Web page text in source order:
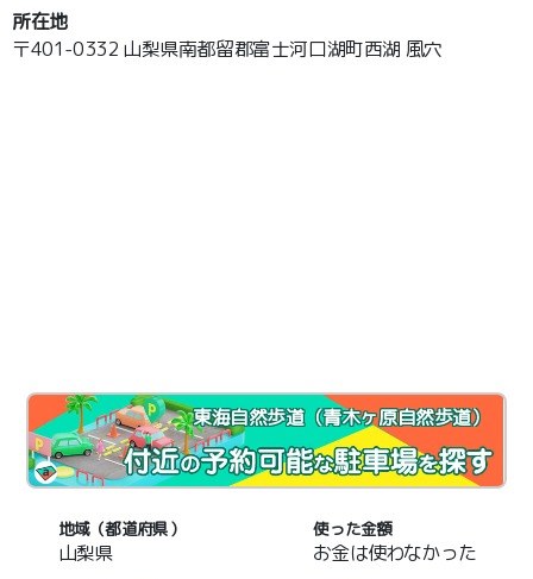
所在地
〒401-0332 山梨県南都留郡富士河口湖町西湖 風穴
東海自然歩道（青木ヶ原自然歩道）
地域（都道府県）
山梨県
使った金額
お金は使わなかった